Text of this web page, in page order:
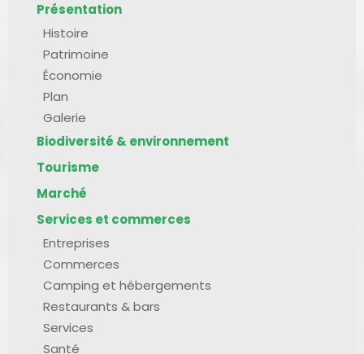
Présentation
Histoire
Patrimoine
Économie
Plan
Galerie
Biodiversité & environnement
Tourisme
Marché
Services et commerces
Entreprises
Commerces
Camping et hébergements
Restaurants & bars
Services
Santé